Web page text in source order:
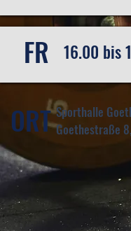
FR 16.00 bis
Sporthalle
Goethestraße
ORT